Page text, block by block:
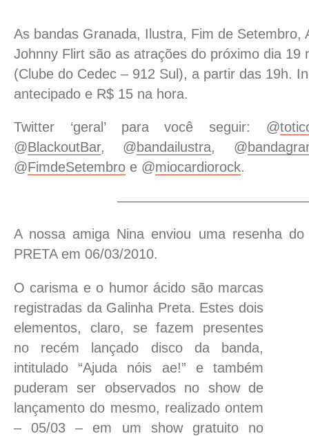
As bandas Granada, Ilustra, Fim de Setembro,
Johnny Flirt são as atrações do próximo dia 19
(Clube do Cedec – 912 Sul), a partir das 19h.
antecipado e R$ 15 na hora.
Twitter ‘geral’ para você seguir: @
@BlackoutBar, @bandailustra, @
@FimdeSetembro e @miocardiorock.
A nossa amiga Nina enviou uma resenha
PRETA em 06/03/2010.
O carisma e o humor ácido são marcas
registradas da Galinha Preta. Estes dois
elementos, claro, se fazem presentes
no recém lançado disco da banda,
intitulado “Ajuda nóis ae!” e também
puderam ser observados no show de
lançamento do mesmo, realizado ontem
– 05/03 – em um show gratuito no